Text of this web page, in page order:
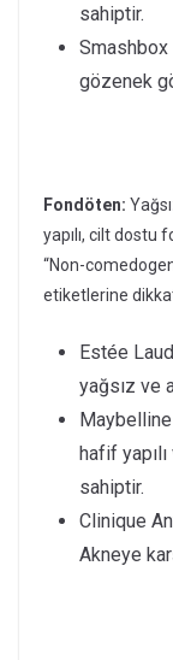
sahiptir.
Smashbox
gözenek
Fondöten:
yapılı, cilt dostu
“Non-
etiketlerine
Estée
yağsız ve
hafif
sahiptir.
Clinique
Akneye